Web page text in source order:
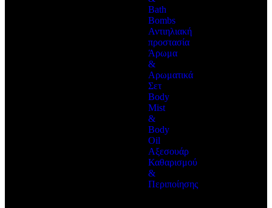
Bath
Bombs
Αντιηλιακή
προστασία
Άρωμα
&
Αρωματικά
Σετ
Body
Mist
&
Body
Oil
Αξεσουάρ
Καθαρισμού
&
Περιποίησης